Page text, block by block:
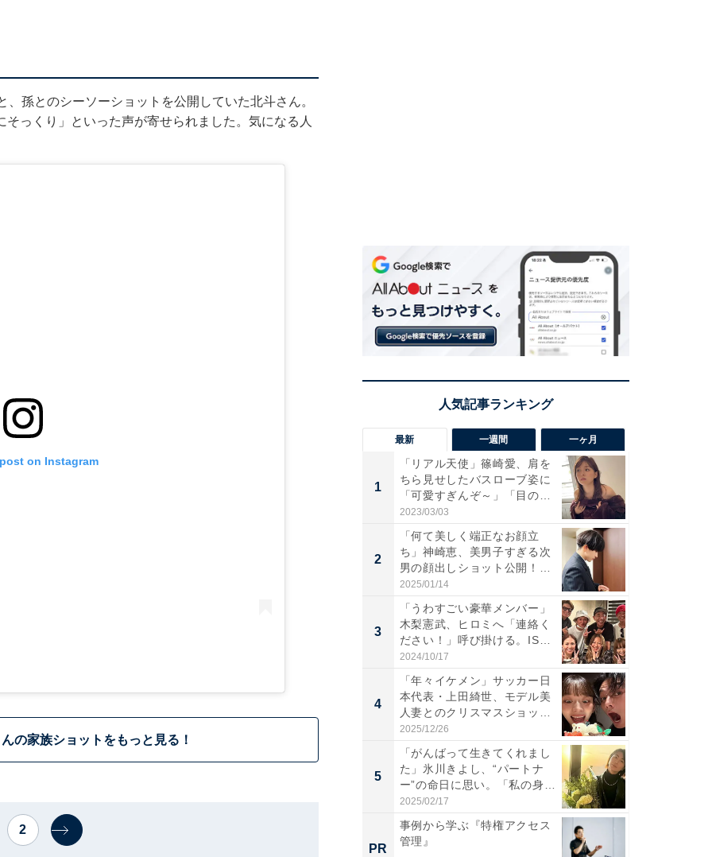
孫とのシーソーショットを公開していた北斗さん。
っくり」といった声が寄せられました。気になる人
on Instagram
の家族ショットをもっと見る！
2
最新 一週間 一ヶ月
1
「リアル天使」篠崎愛、肩を
ちら見せしたバスローブ姿に
「可愛すぎんぞ～」「目の表
情...
2023/03/03
2
「何て美しく端正なお顔立
ち」神崎恵、美男子すぎる次
男の顔出しショット公開！
「め...
2025/01/14
3
「うわすごい豪華メンバー」
木梨憲武、ヒロミへ「連絡く
ださい！」呼び掛ける。IS
S...
2024/10/17
4
「年々イケメン」サッカー日
本代表・上田綺世、モデル美
人妻とのクリスマスショット
に...
2025/12/26
5
「がんばって生きてくれまし
た」氷川きよし、“パートナ
ー”の命日に思い。「私の身
体...
2025/02/17
PR
事例から学ぶ『特権アクセス
管理』